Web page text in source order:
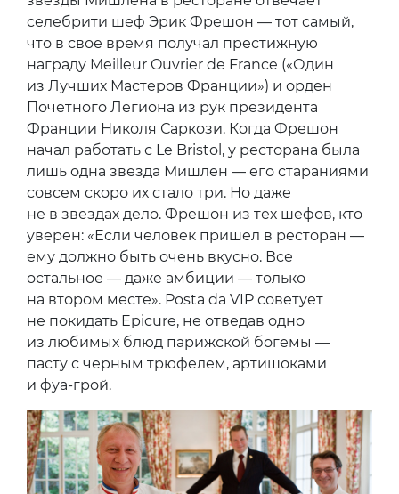
Именно в Panoramic Suite отеля Le Bristol
Вуди Аллен снимал несколько сцен
знаменитого фильма «Полночь в Париже»
Где ужинать
Еще одно вложение в облик отеля — новый
гастрономический ресторан Epicure,
спроектированный по задумке Майи Откер
и архитектора Пьера-Ива Рошона. За три
звезды Мишлена в ресторане отвечает
селебрити шеф Эрик Фрешон — тот самый,
что в свое время получал престижную
награду Meilleur Ouvrier de France («Один
из Лучших Мастеров Франции») и орден
Почетного Легиона из рук президента
Франции Николя Саркози. Когда Фрешон
начал работать с Le Bristol, у ресторана была
лишь одна звезда Мишлен — его стараниями
совсем скоро их стало три. Но даже
не в звездах дело. Фрешон из тех шефов, кто
уверен: «Если человек пришел в ресторан —